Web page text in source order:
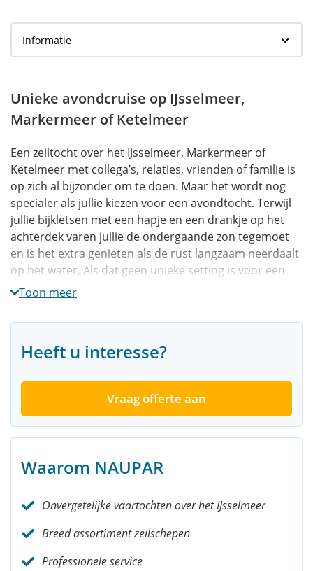
Unieke avondcruise op IJsselmeer,
Markermeer of Ketelmeer
Een zeiltocht over het IJsselmeer, Markermeer of
Ketelmeer met collega’s, relaties, vrienden of familie is
op zich al bijzonder om te doen. Maar het wordt nog
specialer als jullie kiezen voor een avondtocht. Terwijl
jullie bijkletsen met een hapje en een drankje op het
achterdek varen jullie de ondergaande zon tegemoet
en is het extra genieten als de rust langzaam neerdaalt
op het water. Als dat geen unieke setting is voor een
leuk groepsuitje is.
De avondcruise in het kort
Deze avondtocht biedt u:
Een heerlijke zeiltocht bij zonsondergang met een
hapje & drankje
praten.
Dit valt er te beleven tijdens een
avondcruise
Onder het genot van een hapje en een drankje geniet u
Toon meer
Heeft u interesse?
Vraag offerte aan
Waarom NAUPAR
Onvergetelijke vaartochten over het IJsselmeer
Breed assortiment zeilschepen
Professionele service